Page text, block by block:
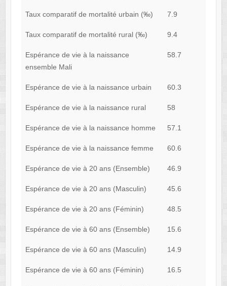
Taux comparatif de mortalité urbain (‰) 7.9
Taux comparatif de mortalité rural (‰) 9.4
Espérance de vie à la naissance
ensemble Mali
58.7
Espérance de vie à la naissance urbain 60.3
Espérance de vie à la naissance rural 58
Espérance de vie à la naissance homme 57.1
Espérance de vie à la naissance femme 60.6
Espérance de vie à 20 ans (Ensemble) 46.9
Espérance de vie à 20 ans (Masculin) 45.6
Espérance de vie à 20 ans (Féminin) 48.5
Espérance de vie à 60 ans (Ensemble) 15.6
Espérance de vie à 60 ans (Masculin) 14.9
Espérance de vie à 60 ans (Féminin) 16.5